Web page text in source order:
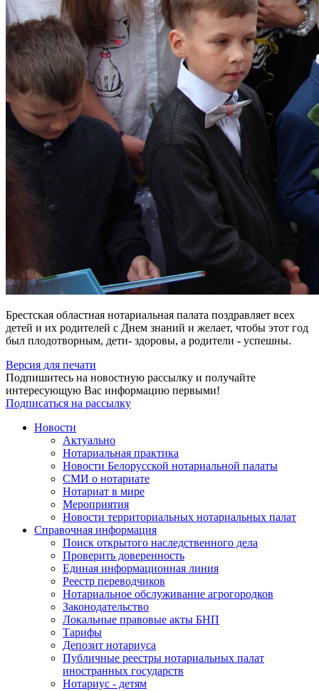
Брестская областная нотариальная палата поздравляет всех
детей и их родителей с Днем знаний и желает, чтобы этот год
был плодотворным, дети- здоровы, а родители - успешны.
Версия для печати
Подпишитесь на новостную рассылку и получайте
интересующую Вас информацию первыми!
Подписаться на рассылку
Новости
Актуально
Нотариальная практика
Новости Белорусской нотариальной палаты
СМИ о нотариате
Нотариат в мире
Мероприятия
Новости территориальных нотариальных палат
Справочная информация
Поиск открытого наследственного дела
Проверить доверенность
Единая информационная линия
Реестр переводчиков
Нотариальное обслуживание агрогородков
Законодательство
Локальные правовые акты БНП
Тарифы
Депозит нотариуса
Публичные реестры нотариальных палат
иностранных государств
Нотариус - детям